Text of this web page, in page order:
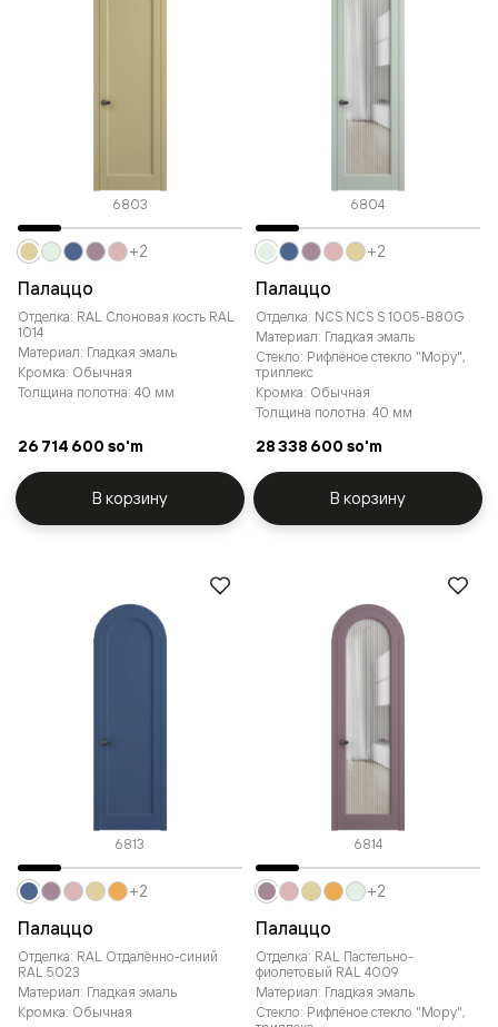
6803
Палаццо
Отделка: RAL Слоновая кость RAL
1014
Материал: Гладкая эмаль
Кромка: Обычная
Толщина полотна: 40 мм
26 714 600 so'm
+2
В корзину
6804
Палаццо
Отделка: NCS NCS S 1005-B80G
Материал: Гладкая эмаль
Стекло: Рифлёное стекло "Мору",
триплекс
Кромка: Обычная
Толщина полотна: 40 мм
28 338 600 so'm
+2
В корзину
6813
Палаццо
Отделка: RAL Отдалённо-синий
RAL 5023
Материал: Гладкая эмаль
Кромка: Обычная
+2
6814
Палаццо
Отделка: RAL Пастельно-
фиолетовый RAL 4009
Материал: Гладкая эмаль
Стекло: Рифлёное стекло "Мору",
+2